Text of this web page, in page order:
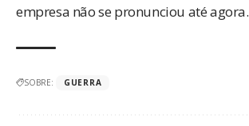
empresa não se pronunciou até agora.
SOBRE: GUERRA